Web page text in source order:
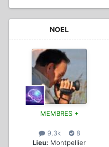
NOEL
MEMBRES +
9,3k
8
Lieu: Montpellier